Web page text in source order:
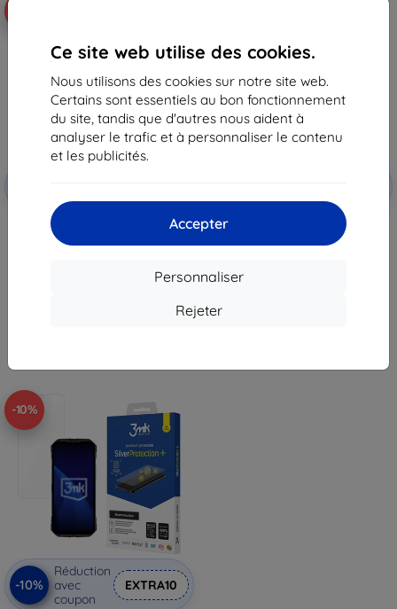
Ce site web utilise des cookies.
Nous utilisons des cookies sur notre site web.
Certains sont essentiels au bon fonctionnement
du site, tandis que d'autres nous aident à
analyser le trafic et à personnaliser le contenu
et les publicités.
Accepter
Personnaliser
Rejeter
coupon
Film de protection 3mk ARC+
pour Doogee V Max Pro
coupon
Film de protection 3mk 1UP pour
Doogee V Max Pro
-10%
-10%
Réduction
avec
coupon
EXTRA10